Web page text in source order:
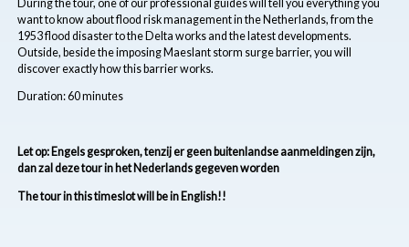
During the tour, one of our professional guides will tell you everything you
want to know about flood risk management in the Netherlands, from the
1953 flood disaster to the Delta works and the latest developments.
Outside, beside the imposing Maeslant storm surge barrier, you will
discover exactly how this barrier works.
Duration: 60 minutes
Let op: Engels gesproken, tenzij er geen buitenlandse aanmeldingen zijn,
dan zal deze tour in het Nederlands gegeven worden
The tour in this timeslot will be in English!!